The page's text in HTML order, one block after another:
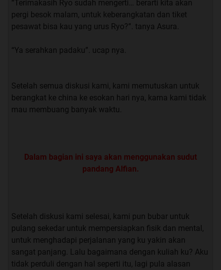
mengajak nya.
“boleh aja kebetulan hari ini lagi kosong”. saut FIrman.
“emang nya kamu kapan pernah ga kosong?”. Saut
“Behhh pake di tanya… pasti kosong terus sih hehe”.
Jawab FIrman.
“lagi bosen aja nyokap lagi keluar kota 5 hari, bantuin
nikahan sepupu, terus belom belanja buku-buku lagi”.
waktu bosan mu,,, Jahat”. Ucap Firman dengan tujuan
meledek.
“Yaudah kita berdua aja Rom”. saut Alfian.
“Terimakasih Ryo sudah mengerti… berarti kita akan
pergi besok malam, untuk keberangkatan dan tiket
pesawat bisa kau yang urus Ryo?”. tanya Asura.
“Ya serahkan padaku”. ucap nya.
Setelah semua diskusi kami, kami memutuskan untuk
berangkat ke china ke esokan hari nya, karna kami tidak
mau membuang banyak waktu.
Dalam bagian ini saya akan menggunakan sudut
pandang Alfian.
Setelah diskusi kami selesai, kami pun bubar untuk
pulang sekedar untuk mempersiapkan fisik dan mental,
untuk menghadapi perjalanan yang ku yakin akan
sangat panjang. Lalu bagaimana dengan kuliah ku? Aku
tidak perduli dengan hal seperti itu, lagi pula alasan